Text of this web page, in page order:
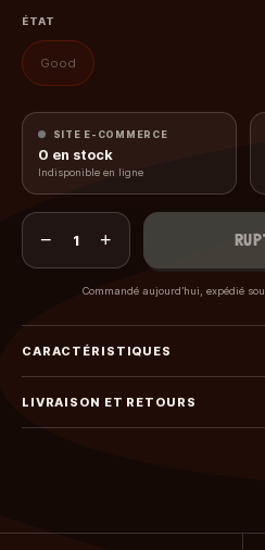
ÉTAT
Good
SITE E-COMMERCE
0 en stock
Indisponible en ligne
− 1 +
Commandé aujourd’hui, expédié
CARACTÉRISTIQUES
LIVRAISON ET RETOURS